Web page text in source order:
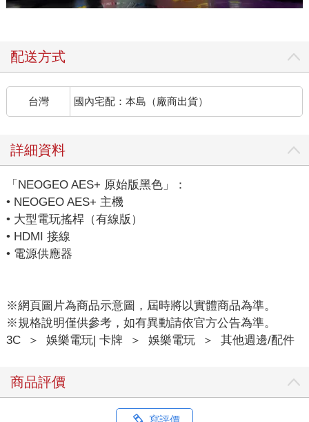
配送方式
台灣 國內宅配：本島（廠商出貨）
詳細資料
「NEOGEO AES+ 原始版黑色」：
• NEOGEO AES+ 主機
• 大型電玩搖桿（有線版）
• HDMI 接線
• 電源供應器
※網頁圖片為商品示意圖，屆時將以實體商品為準。
※規格說明僅供參考，如有異動請依官方公告為準。
3C
＞ 娛樂電玩| 卡牌 ＞ 娛樂電玩 ＞ 其他週邊/配件
商品評價
寫評價